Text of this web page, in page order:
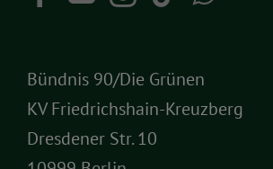
Bündnis 90/Die Grünen
KV Friedrichshain-Kreuzberg
Dresdener Str. 10